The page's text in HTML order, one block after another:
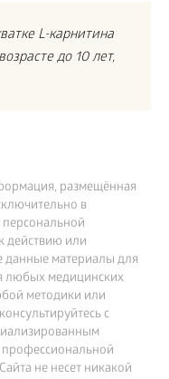
L-карнитина
до 10 лет,
размещённая
в
персональной
действию или
данные материалы для
любых медицинских
методики или
с
не несет никакой